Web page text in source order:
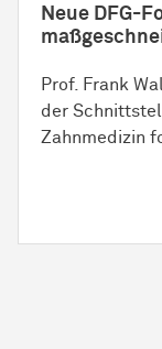
Neue DFG-
Prof. Frank
der
Zahnmedizin